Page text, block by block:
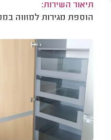
תיאור השירות:
הוספת מגירות למזווה